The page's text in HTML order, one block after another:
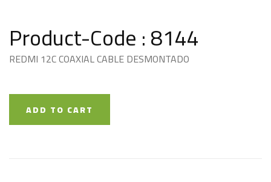
Product-Code : 8144
REDMI 12C COAXIAL CABLE DESMONTADO
ADD TO CART